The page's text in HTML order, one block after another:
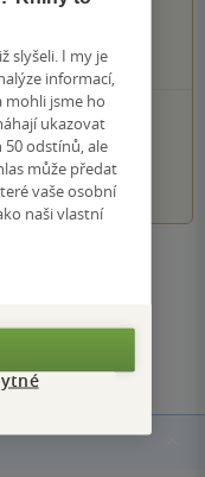
KNIHY
slyšeli. I my je
informací,
mohli jsme ho
ukazovat
50 odstínů, ale
může předat
vaše osobní
naši vlastní